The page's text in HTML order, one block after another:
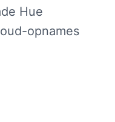
Hue
opnames